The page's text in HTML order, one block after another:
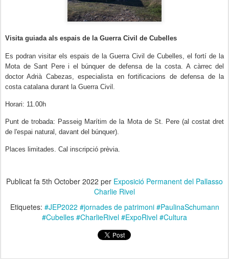
Visita guiada als espais de la Guerra Civil de Cubelles
Es podran visitar els espais de la Guerra Civil de Cubelles, el fortí de la
Mota de Sant Pere i el búnquer de defensa de la costa. A càrrec del
doctor Adrià Cabezas, especialista en fortificacions de defensa de la
costa catalana durant la Guerra Civil.
Horari: 11.00h
Punt de trobada: Passeig Marítim de la Mota de St. Pere (al costat dret
de l'espai natural, davant del búnquer).
Places limitades. Cal inscripció prèvia.
Publicat fa 5th October 2022 per Exposició Permanent del Pallasso
Charlie Rivel
Etiquetes: #JEP2022 #jornades de patrimoni #PaulinaSchumann
#Cubelles #CharlieRivel #ExpoRivel #Cultura